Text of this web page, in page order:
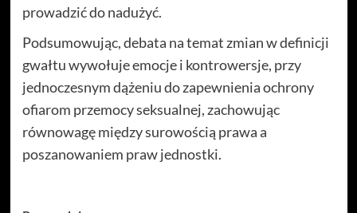
prowadzić do nadużyć.
Podsumowując, debata na temat zmian w definicji
gwałtu wywołuje emocje i kontrowersje, przy
jednoczesnym dążeniu do zapewnienia ochrony
ofiarom przemocy seksualnej, zachowując
równowagę między surowością prawa a
poszanowaniem praw jednostki.